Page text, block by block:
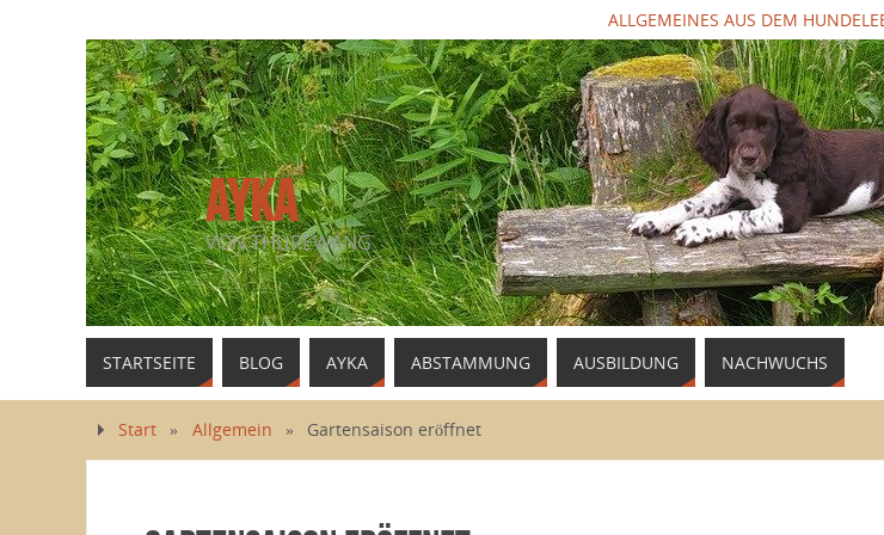
ALLGEMEINES AUS DEM
AYKA
VON THUREWANG
STARTSEITE BLOG AYKA ABSTAMMUNG AUSBILDUNG NACHWUCHS
Start » Allgemein » Gartensaison eröffnet